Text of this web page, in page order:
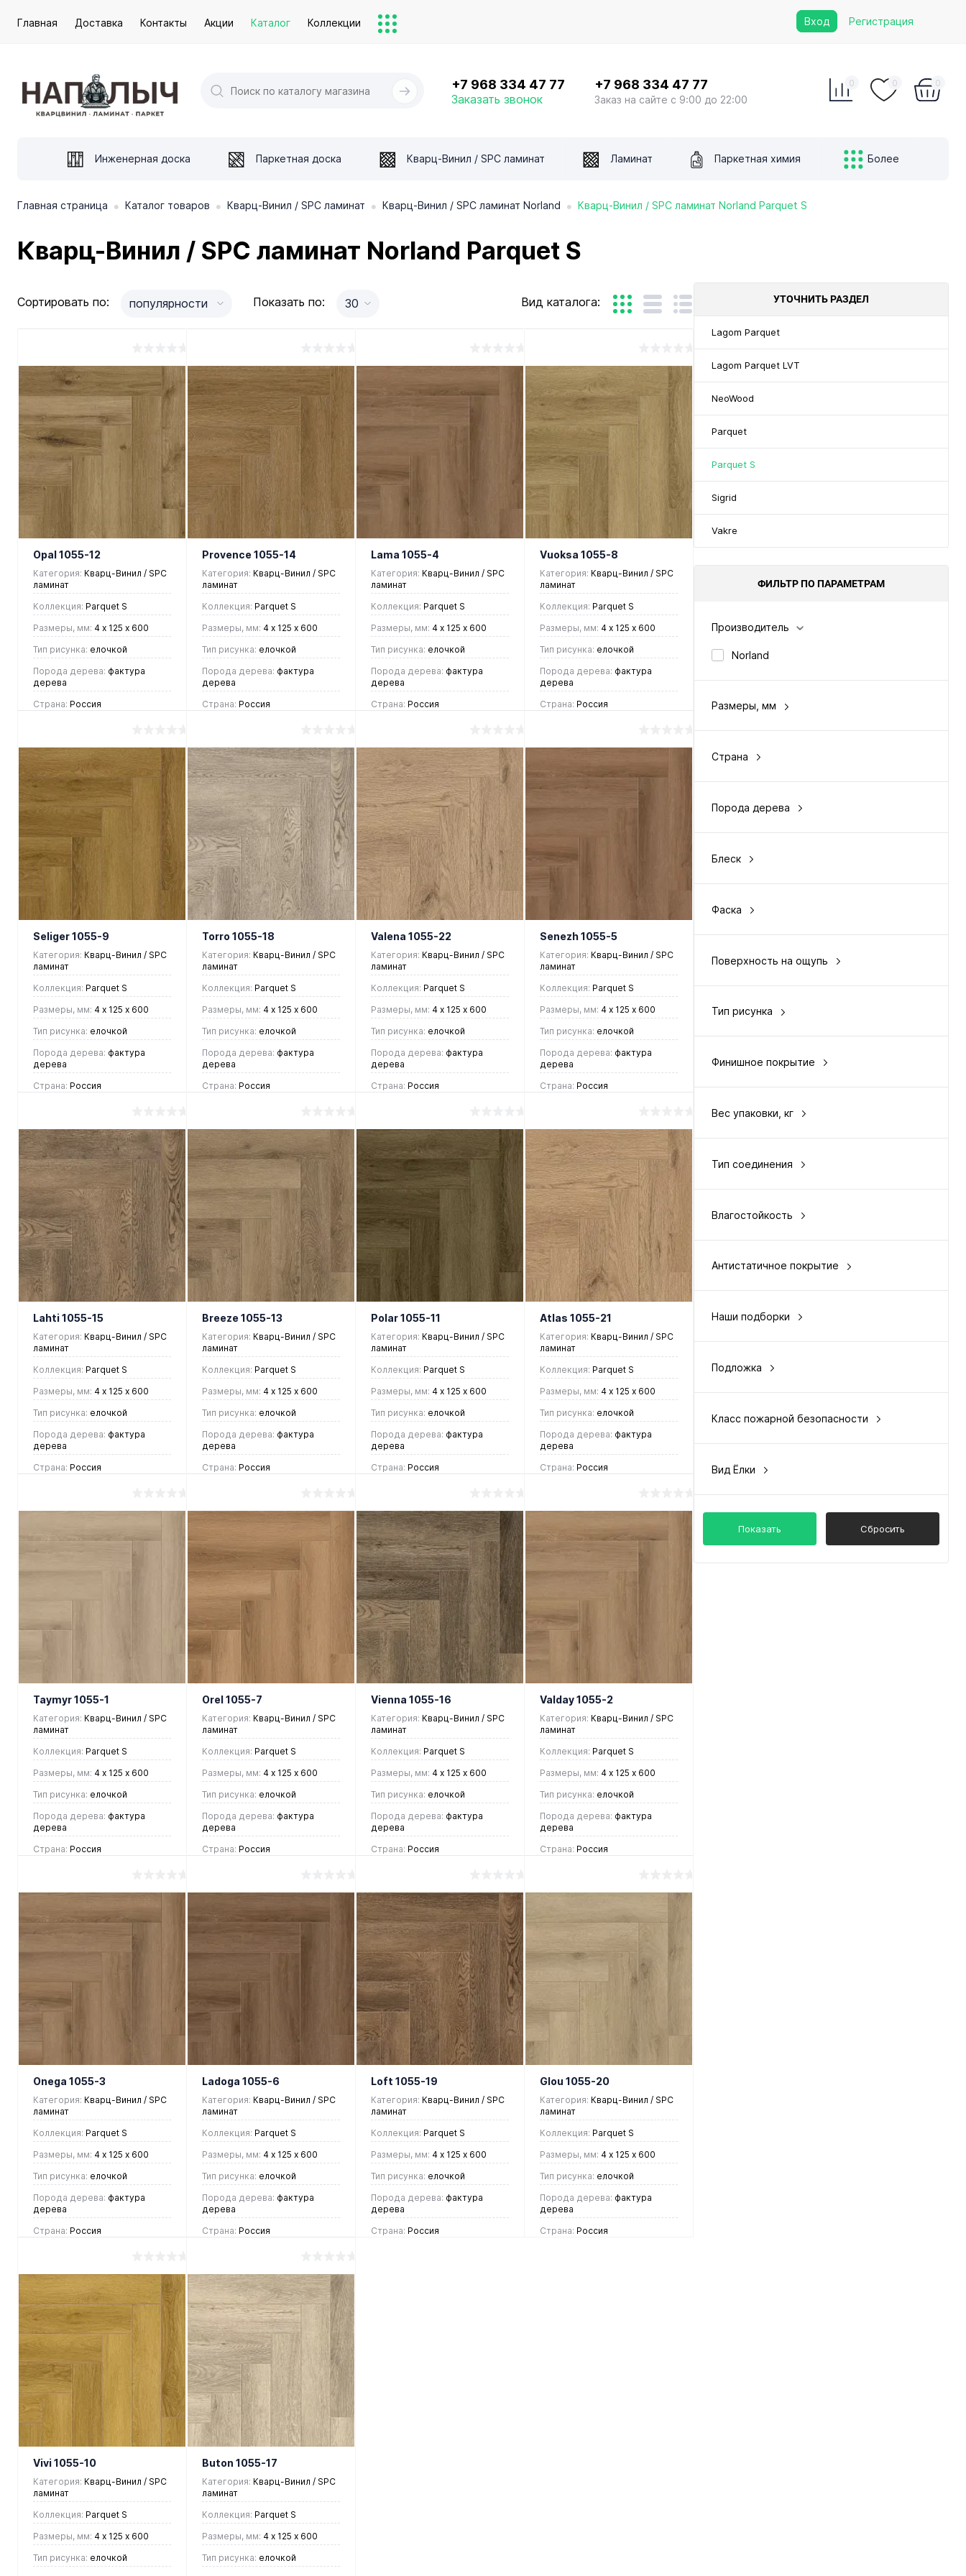
Главная Доставка Контакты Акции Каталог Коллекции Вход Регистрация
+7 968 334 47 77
Заказать звонок
+7 968 334 47 77
Заказ на сайте с 9:00 до 22:00
0 0 0
Инженерная доска Паркетная доска Кварц-Винил / SPC ламинат Ламинат Паркетная химия Более
Главная страница • Каталог товаров • Кварц-Винил / SPC ламинат • Кварц-Винил / SPC ламинат Norland • Кварц-Винил / SPC ламинат Norland Parquet S
Кварц-Винил / SPC ламинат Norland Parquet S
УТОЧНИТЬ РАЗДЕЛ
Lagom Parquet
Lagom Parquet LVT
NeoWood
Parquet
Parquet S
Sigrid
Vakre
ФИЛЬТР ПО ПАРАМЕТРАМ
Производитель
Norland
Размеры, мм
Страна
Порода дерева
Блеск
Фаска
Поверхность на ощупь
Тип рисунка
Финишное покрытие
Вес упаковки, кг
Тип соединения
Влагостойкость
Антистатичное покрытие
Наши подборки
Подложка
Класс пожарной безопасности
Вид Ёлки
Показать Сбросить
Сортировать по: популярности Показать по: 30 Вид каталога:
Opal 1055-12
Категория: Кварц-Винил / SPC
ламинат
Коллекция: Parquet S
Размеры, мм: 4 х 125 х 600
Тип рисунка: елочкой
Порода дерева: фактура
дерева
Страна: Россия
В корзину
Купить в 1
клик
избранное
Provence 1055-14
Категория: Кварц-Винил / SPC
ламинат
Коллекция: Parquet S
Размеры, мм: 4 х 125 х 600
Тип рисунка: елочкой
Порода дерева: фактура
дерева
Страна: Россия
В корзину
Купить в 1
клик
Сравнение
избранное
В
наличии
Lama 1055-4
Категория: Кварц-Винил / SPC
ламинат
Коллекция: Parquet S
Размеры, мм: 4 х 125 х 600
Тип рисунка: елочкой
Порода дерева: фактура
дерева
Страна: Россия
В корзину
Купить в 1
клик
Сравнение
В
избранное
В
наличии
Vuoksa 1055-8
Категория: Кварц-Винил / SPC
ламинат
Коллекция: Parquet S
Размеры, мм: 4 х 125 х 600
Тип рисунка: елочкой
Порода дерева: фактура
дерева
Страна: Россия
Seliger 1055-9
Категория: Кварц-Винил / SPC
ламинат
Коллекция: Parquet S
Размеры, мм: 4 х 125 х 600
Тип рисунка: елочкой
Порода дерева: фактура
дерева
Страна: Россия
В корзину
Купить в 1
клик
Сравнение
В
избранное
В
наличии
Torro 1055-18
Категория: Кварц-Винил / SPC
ламинат
Коллекция: Parquet S
Размеры, мм: 4 х 125 х 600
Тип рисунка: елочкой
Порода дерева: фактура
дерева
Страна: Россия
В корзину
Купить в 1
клик
Сравнение
избранное
В
наличии
Valena 1055-22
Категория: Кварц-Винил / SPC
ламинат
Коллекция: Parquet S
Размеры, мм: 4 х 125 х 600
Тип рисунка: елочкой
Порода дерева: фактура
дерева
Страна: Россия
В корзину
Купить в 1
клик
Сравнение
Senezh 1055-5
Категория: Кварц-Винил / SPC
ламинат
Коллекция: Parquet S
Размеры, мм: 4 х 125 х 600
Тип рисунка: елочкой
Порода дерева: фактура
дерева
Страна: Россия
В корзину
Купить в 1
клик
Сравнение
В
избранное
наличии
Lahti 1055-15
Категория: Кварц-Винил / SPC
ламинат
Коллекция: Parquet S
Размеры, мм: 4 х 125 х 600
Тип рисунка: елочкой
Порода дерева: фактура
дерева
Страна: Россия
Breeze 1055-13
Категория: Кварц-Винил / SPC
ламинат
Коллекция: Parquet S
Размеры, мм: 4 х 125 х 600
Тип рисунка: елочкой
Порода дерева: фактура
дерева
Страна: Россия
В корзину
Купить в 1
избранное
Polar 1055-11
Категория: Кварц-Винил / SPC
ламинат
Коллекция: Parquet S
Размеры, мм: 4 х 125 х 600
Тип рисунка: елочкой
Порода дерева: фактура
дерева
Страна: Россия
В корзину
Купить в 1
клик
Сравнение
избранное
В
наличии
Atlas 1055-21
Категория: Кварц-Винил / SPC
ламинат
Коллекция: Parquet S
Размеры, мм: 4 х 125 х 600
Тип рисунка: елочкой
Порода дерева: фактура
дерева
Страна: Россия
клик
избранное
Taymyr 1055-1
Категория: Кварц-Винил / SPC
ламинат
Коллекция: Parquet S
Размеры, мм: 4 х 125 х 600
Тип рисунка: елочкой
Порода дерева: фактура
дерева
Страна: Россия
Купить в 1
избранное
Orel 1055-7
Категория: Кварц-Винил / SPC
ламинат
Коллекция: Parquet S
Размеры, мм: 4 х 125 х 600
Тип рисунка: елочкой
Порода дерева: фактура
дерева
Страна: Россия
клик
избранное
Vienna 1055-16
Категория: Кварц-Винил / SPC
ламинат
Коллекция: Parquet S
Размеры, мм: 4 х 125 х 600
Тип рисунка: елочкой
Порода дерева: фактура
дерева
Страна: Россия
В корзину
Купить в 1
клик
Сравнение
избранное
В
наличии
Valday 1055-2
Категория: Кварц-Винил / SPC
ламинат
Коллекция: Parquet S
Размеры, мм: 4 х 125 х 600
Тип рисунка: елочкой
Порода дерева: фактура
дерева
Страна: Россия
В корзину
Купить в 1
Onega 1055-3
Категория: Кварц-Винил / SPC
ламинат
Коллекция: Parquet S
Размеры, мм: 4 х 125 х 600
Тип рисунка: елочкой
Порода дерева: фактура
дерева
Страна: Россия
В корзину
Купить в 1
клик
Сравнение
Ladoga 1055-6
Категория: Кварц-Винил / SPC
ламинат
Коллекция: Parquet S
Размеры, мм: 4 х 125 х 600
Тип рисунка: елочкой
Порода дерева: фактура
дерева
Страна: Россия
В корзину
Купить в 1
клик
Сравнение
В
избранное
В
наличии
Loft 1055-19
Категория: Кварц-Винил / SPC
ламинат
Коллекция: Parquet S
Размеры, мм: 4 х 125 х 600
Тип рисунка: елочкой
Порода дерева: фактура
дерева
Страна: Россия
Glou 1055-20
Категория: Кварц-Винил / SPC
ламинат
Коллекция: Parquet S
Размеры, мм: 4 х 125 х 600
Тип рисунка: елочкой
Порода дерева: фактура
дерева
Страна: Россия
Vivi 1055-10
Категория: Кварц-Винил / SPC
ламинат
Коллекция: Parquet S
Размеры, мм: 4 х 125 х 600
Тип рисунка: елочкой
Buton 1055-17
Категория: Кварц-Винил / SPC
ламинат
Коллекция: Parquet S
Размеры, мм: 4 х 125 х 600
Тип рисунка: елочкой